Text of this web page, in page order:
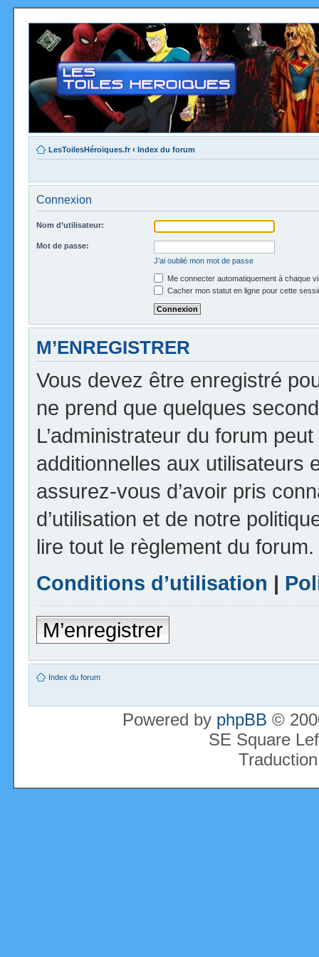
LesToilesHéroïques.fr ‹ Index du forum
Connexion
Nom d’utilisateur:
Mot de passe:
J’ai oublié mon mot de passe
Me connecter automatiquement à chaque
Cacher mon statut en ligne pour cette
M’ENREGISTRER
Vous devez être enregistré
ne prend que quelques
L’administrateur du forum
additionnelles aux utilisateurs
assurez-vous d’avoir pris
d’utilisation et de notre
lire tout le règlement du forum.
Conditions d’utilisation |
M’enregistrer
Index du forum
Powered by phpBB ©
SE Square